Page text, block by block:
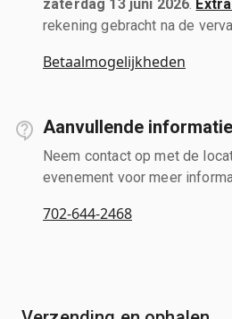
zaterdag 13 juni 2026
rekening gebracht na de
Betaalmogelijkheden
Aanvullende
Neem contact op met de
evenement voor meer
702-644-2468